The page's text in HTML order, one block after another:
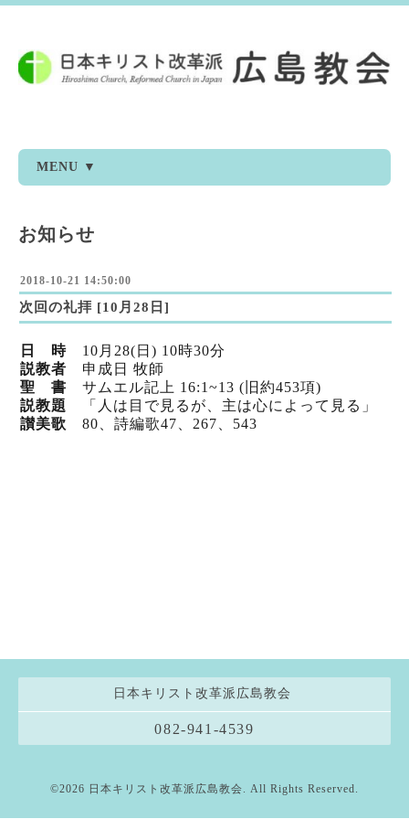
MENU ▼
お知らせ
2018-10-21 14:50:00
次回の礼拝 [10月28日]
日 時 10月28(日) 10時30分
説教者 申成日 牧師
聖 書 サムエル記上 16:1~13 (旧約453項)
説教題
「人は目で見るが、主は心によって見る」
讃美歌 80、詩編歌47 、267 、543
日本キリスト改革派広島教会
082-941-4539
©2026 日本キリスト改革派広島教会. All Rights Reserved.